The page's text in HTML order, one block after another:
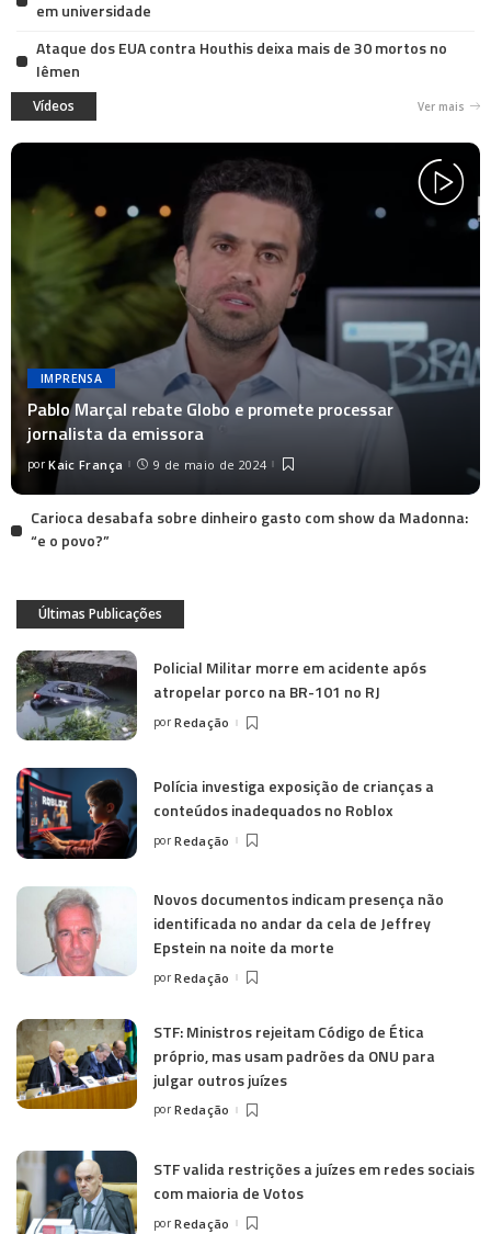
em universidade
Ataque dos EUA contra Houthis deixa mais de 30 mortos no
Iêmen
Vídeos Ver mais
IMPRENSA
Pablo Marçal rebate Globo e promete processar
jornalista da emissora
por Kaic França 9 de maio de 2024
Carioca desabafa sobre dinheiro gasto com show da Madonna:
“e o povo?”
Últimas Publicações
Policial Militar morre em acidente após
atropelar porco na BR-101 no RJ
por Redação
Polícia investiga exposição de crianças a
conteúdos inadequados no Roblox
por Redação
Novos documentos indicam presença não
identificada no andar da cela de Jeffrey
Epstein na noite da morte
por Redação
STF: Ministros rejeitam Código de Ética
próprio, mas usam padrões da ONU para
julgar outros juízes
por Redação
STF valida restrições a juízes em redes sociais
com maioria de Votos
por Redação